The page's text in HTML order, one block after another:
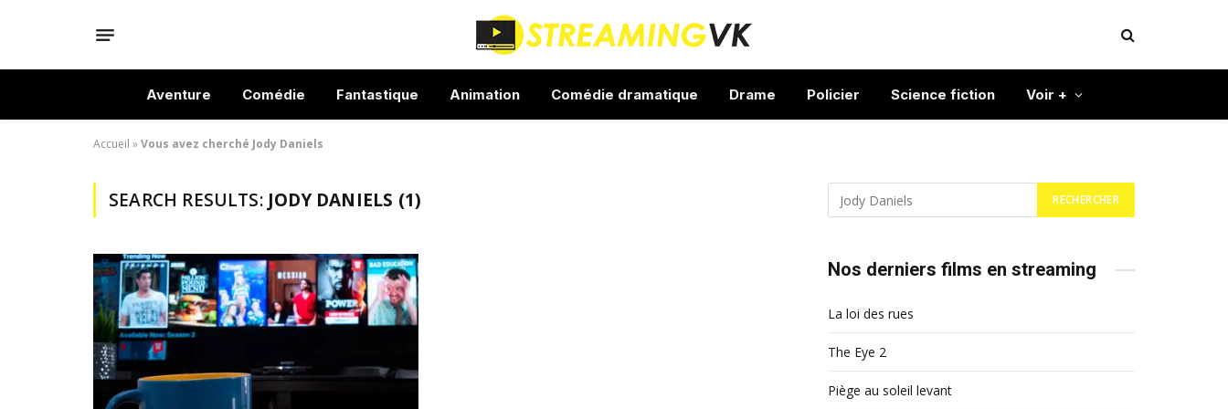
Aventure Comédie Fantastique Animation Comédie dramatique Drame Policier Science fiction Voir +
Accueil »Vous avez cherché Jody Daniels
SEARCH RESULTS: JODY DANIELS (1)
Nos derniers films en streaming
La loi des rues
The Eye 2
Piège au soleil levant